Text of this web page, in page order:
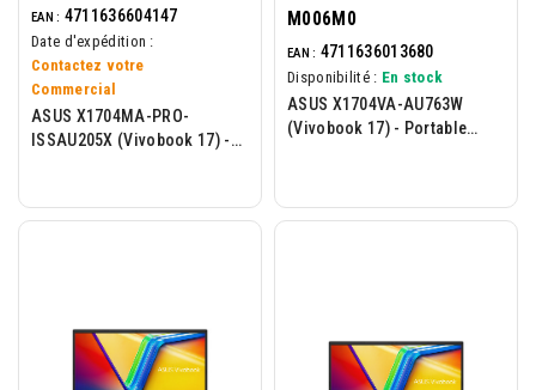
EAN : 4711636604147
Date d'expédition :
Contactez votre
Commercial
ASUS X1704MA-PRO-
ISSAU205X (Vivobook 17) -
M006M0
EAN : 4711636013680
Disponibilité : En stock
ASUS X1704VA-AU763W
(Vivobook 17) - Portable